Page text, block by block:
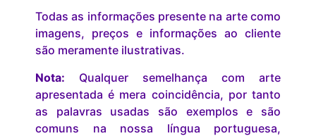
Todas as informações presente na arte como
imagens, preços e informações ao cliente
são meramente ilustrativas.
Nota: Qualquer semelhança com arte
apresentada é mera coincidência, por tanto
as palavras usadas são exemplos e são
comuns na nossa língua portuguesa,